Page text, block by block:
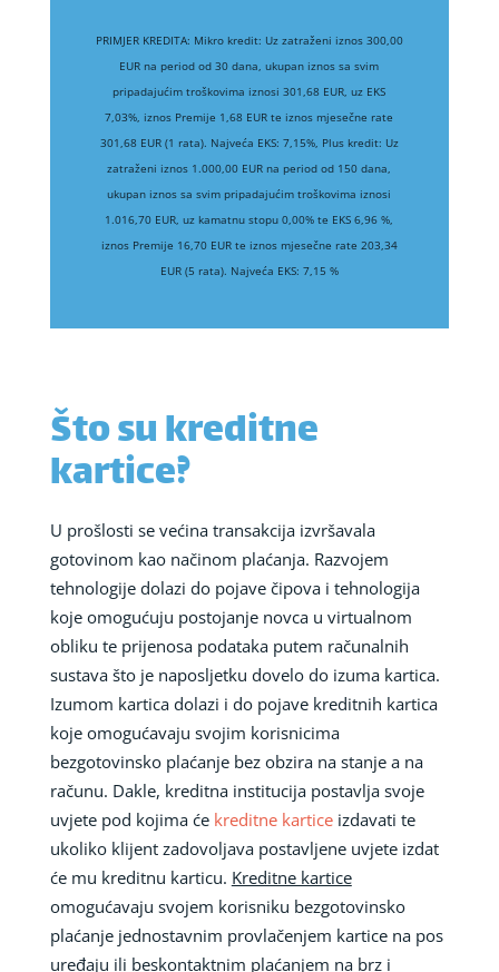
PRIMJER KREDITA: Mikro kredit: Uz zatraženi iznos 300,00
EUR na period od 30 dana, ukupan iznos sa svim
pripadajućim troškovima iznosi 301,68 EUR, uz EKS
7,03%, iznos Premije 1,68 EUR te iznos mjesečne rate
301,68 EUR (1 rata). Najveća EKS: 7,15%, Plus kredit: Uz
zatraženi iznos 1.000,00 EUR na period od 150 dana,
ukupan iznos sa svim pripadajućim troškovima iznosi
1.016,70 EUR, uz kamatnu stopu 0,00% te EKS 6,96 %,
iznos Premije 16,70 EUR te iznos mjesečne rate 203,34
EUR (5 rata). Najveća EKS: 7,15 %
Što su kreditne
kartice?
U prošlosti se većina transakcija izvršavala
gotovinom kao načinom plaćanja. Razvojem
tehnologije dolazi do pojave čipova i tehnologija
koje omogućuju postojanje novca u virtualnom
obliku te prijenosa podataka putem računalnih
sustava što je naposljetku dovelo do izuma kartica.
Izumom kartica dolazi i do pojave kreditnih kartica
koje omogućavaju svojim korisnicima
bezgotovinsko plaćanje bez obzira na stanje a na
računu. Dakle, kreditna institucija postavlja svoje
uvjete pod kojima će kreditne karticeizdavati te
ukoliko klijent zadovoljava postavljene uvjete izdat
će mu kreditnu karticu. Kreditne kartice
omogućavaju svojem korisniku bezgotovinsko
plaćanje jednostavnim provlačenjem kartice na pos
uređaju ili beskontaktnim plaćanjem na brz i